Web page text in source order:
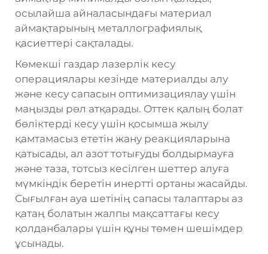
осылайша айналасындағы материал
аймақтарының металлографиялық
қасиеттері сақталады.
Көмекші газдар лазерлік кесу
операциялары кезінде материалды алу
және кесу сапасын оптимизациялау үшін
маңызды рөл атқарады. Оттек қалың болат
бөліктерді кесу үшін қосымша жылу
қамтамасыз ететін жану реакцияларына
қатысады, ал азот тотығуды болдырмауға
және таза, тотсыз кесілген шеттер алуға
мүмкіндік беретін инертті ортаны жасайды.
Сығылған ауа шетінің сапасы талаптары аз
қатаң болатын жалпы мақсаттағы кесу
қолданбалары үшін құны төмен шешімдер
ұсынады.